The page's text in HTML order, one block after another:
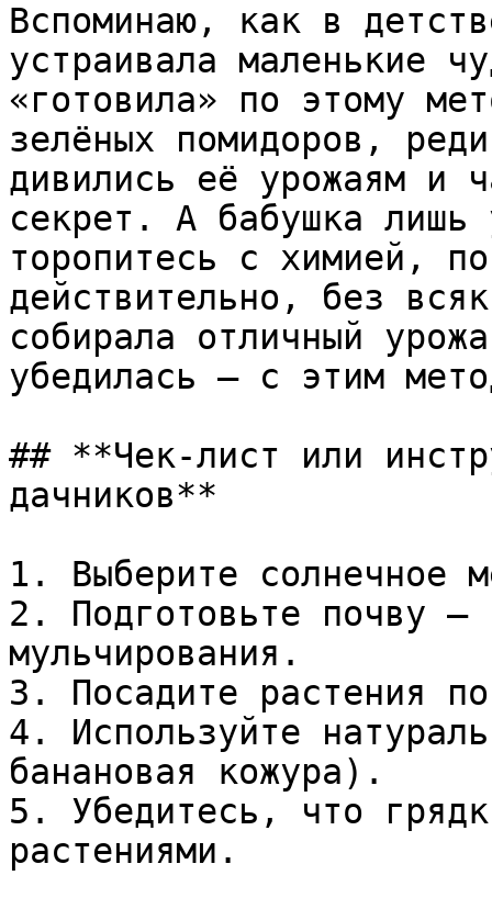
Вспоминаю, как в
устраивала маленькие
«готовила» по этому
зелёных помидоров,
дивились её урожаям и
секрет. А бабушка лишь
торопитесь с химией,
действительно, без
собирала отличный
убедилась — с этим
## **Чек-лист или
дачников**
1. Выберите солнечное
2. Подготовьте почву —
мульчирования.
3. Посадите растения
4. Используйте
банановая кожура).
5. Убедитесь, что
растениями.